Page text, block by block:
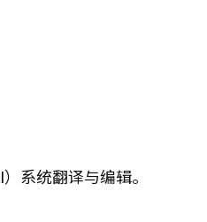
系统翻译与编辑。